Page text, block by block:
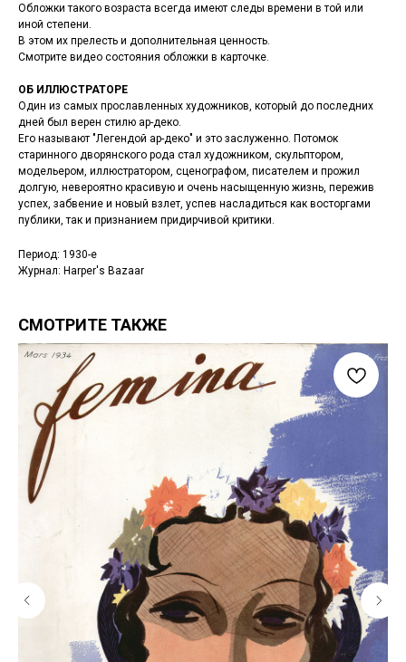
Обложки такого возраста всегда имеют следы времени в той или
иной степени.
В этом их прелесть и дополнительная ценность.
Смотрите видео состояния обложки в карточке.
ОБ ИЛЛЮСТРАТОРЕ
Один из самых прославленных художников, который до последних
дней был верен стилю ар-деко.
Его называют "Легендой ар-деко" и это заслуженно. Потомок
старинного дворянского рода стал художником, скульптором,
модельером, иллюстратором, сценографом, писателем и прожил
долгую, невероятно красивую и очень насыщенную жизнь, пережив
успех, забвение и новый взлет, успев насладиться как восторгами
публики, так и признанием придирчивой критики.
Период: 1930-е
Журнал: Harper's Bazaar
СМОТРИТЕ ТАКЖЕ